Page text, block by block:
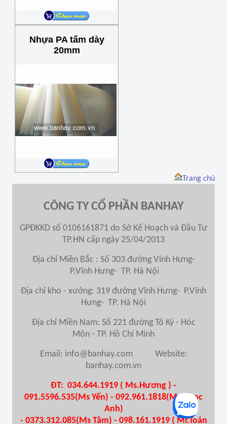
Nhựa PA tấm dày
20mm
Trang chủ
CÔNG TY CỔ PHẦN BANHAY
GPĐKKD số 0106161871 do Sở Kế Hoạch và Đầu Tư
TP.HN cấp ngày 25/04/2013
Địa chỉ Miền Bắc : Số 303 đường Vĩnh Hưng-
P.Vĩnh Hưng- TP. Hà Nội
Địa chỉ kho - xưởng: 319 đường Vĩnh Hưng- P.Vĩnh
Hưng- TP. Hà Nội
Địa chỉ Miền Nam: Số 221 đường Tô Ký - Hóc
Môn - TP. Hồ Chí Minh
Email: info@banhay.com Website:
banhay.com.vn
ĐT: 034.644.1919 ( Ms.Hương ) -
091.5596.535(Ms Yến) - 092.961.1818(Ms Ngọc
Anh)
- 0373.312.085(Ms Tâm) - 098.161.1919 ( Mr.Toản